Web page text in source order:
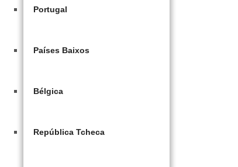
Portugal
Países Baixos
Bélgica
República Tcheca